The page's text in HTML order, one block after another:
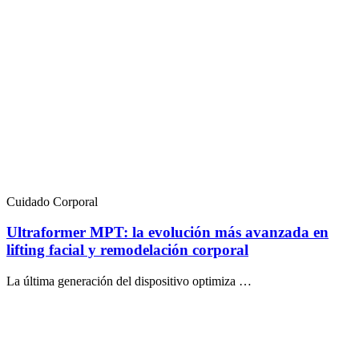
Cuidado Corporal
Ultraformer MPT: la evolución más avanzada en
lifting facial y remodelación corporal
La última generación del dispositivo optimiza …